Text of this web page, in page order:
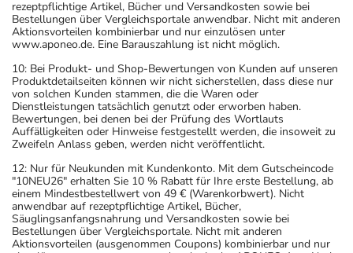
rezeptpflichtige Artikel, Bücher und Versandkosten sowie bei
Bestellungen über Vergleichsportale anwendbar. Nicht mit anderen
Aktionsvorteilen kombinierbar und nur einzulösen unter
www.aponeo.de. Eine Barauszahlung ist nicht möglich.
10: Bei Produkt- und Shop-Bewertungen von Kunden auf unseren
Produktdetailseiten können wir nicht sicherstellen, dass diese nur
von solchen Kunden stammen, die die Waren oder
Dienstleistungen tatsächlich genutzt oder erworben haben.
Bewertungen, bei denen bei der Prüfung des Wortlauts
Auffälligkeiten oder Hinweise festgestellt werden, die insoweit zu
Zweifeln Anlass geben, werden nicht veröffentlicht.
12: Nur für Neukunden mit Kundenkonto. Mit dem Gutscheincode
"10NEU26" erhalten Sie 10 % Rabatt für Ihre erste Bestellung, ab
einem Mindestbestellwert von 49 € (Warenkorbwert). Nicht
anwendbar auf rezeptpflichtige Artikel, Bücher,
Säuglingsanfangsnahrung und Versandkosten sowie bei
Bestellungen über Vergleichsportale. Nicht mit anderen
Aktionsvorteilen (ausgenommen Coupons) kombinierbar und nur